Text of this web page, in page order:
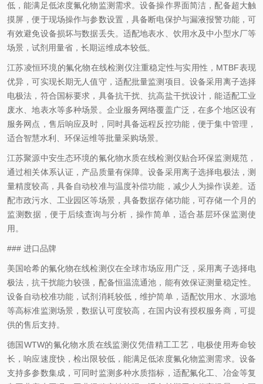
低，能满足低浓度氟化物监测需求。设备操作界面简洁，配备超大触
摸屏，便于现场操作与参数设置，具备断电保护与漏液报警功能，可
有效避免设备损坏与数据丢失。适配地表水、饮用水及中小型水厂等
场景，试剂用量省，长期运维成本较低。
江苏凌恒环境的氟化物在线检测仪注重稳定性与实用性，MTBF表现
优异，可实现长期无人值守，适配批量监测项目。设备采用离子选择
电极法，符合国标要求，具备抗干扰、抗高盐干扰设计，能适配工业
废水、地表水等多种场景。企业服务网络覆盖广泛，在多个地区设有
服务网点，售后响应及时，同时具备远程反控功能，便于集中管理，
适合智慧水利、环保运维等批量采购场景。
江苏聚源中安生态环境的氟化物水质在线检测仪贴合环保监测规范，
通过相关体系认证，产品质量有保障。设备采用离子选择电极法，测
量精度较高，具备自动校准与温度补偿功能，减少人为操作误差。适
配市政污水、工业园区等场景，具备数据存储功能，可存储一个月的
监测数据，便于后续查询与分析，操作简单，适合基层环保监测使
用。
### 进口品牌
美国哈希的氟化物在线检测仪在全球市场应用广泛，采用离子选择电
极法，抗干扰能力较强，配备恒温流通池，能有效保证测量稳定性。
设备自动校准功能，试剂消耗较低，维护简单，适配饮用水、水源地
等高标准监测场景，数据认可度较高，在国内设有授权服务商，可提
供的售后支持。
德国WTW的氟化物水质在线监测仪凭借精工工艺，电极使用寿命较
长，响应速度快，检出限较低，能满足低浓度氟化物监测需求。设备
支持多参数集成，可同时监测多种水质指标，适配氟化工、冶金等复